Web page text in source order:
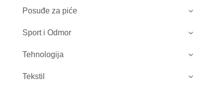
Posuđe za piće
Sport i Odmor
Tehnologija
Tekstil